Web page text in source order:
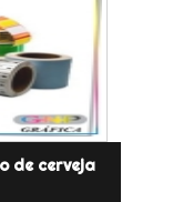
de cerveja